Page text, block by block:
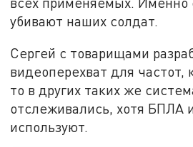
убивают наших солдат.
Сергей с товарищами
видеоперехват для частот,
то в других таких же
отслеживались, хотя БПЛА
используют.